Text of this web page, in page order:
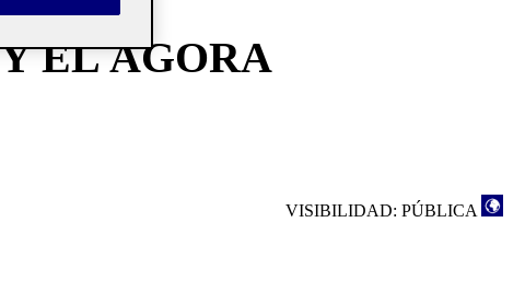
EL ÁGORA
VISIBILIDAD: PÚBLICA